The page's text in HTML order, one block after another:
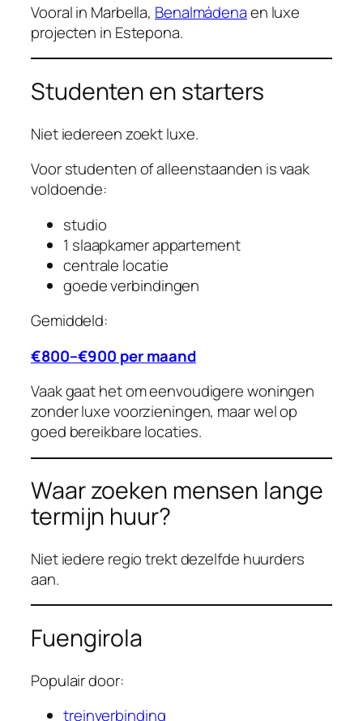
Vooral in Marbella, Benalmádenaen luxe
projecten in Estepona.
Studenten en starters
Niet iedereen zoekt luxe.
Voor studenten of alleenstaanden is vaak
voldoende:
studio
1 slaapkamer appartement
centrale locatie
goede verbindingen
Gemiddeld:
€800–€900 per maand
Vaak gaat het om eenvoudigere woningen
zonder luxe voorzieningen, maar wel op
goed bereikbare locaties.
Waar zoeken mensen lange
termijn huur?
Niet iedere regio trekt dezelfde huurders
aan.
Fuengirola
Populair door:
treinverbinding